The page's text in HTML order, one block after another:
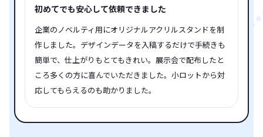
初めてでも安心して依頼できました
企業のノベルティ用にオリジナルアクリルスタンドを制
作しました。デザインデータを入稿するだけで手続きも
簡単で、仕上がりもとてもきれい。展示会で配布したと
ころ多くの方に喜んでいただきました。小ロットから対
応してもらえるのも助かりました。